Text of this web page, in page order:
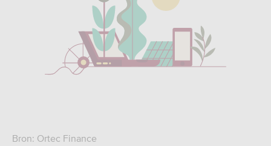
Bron: Ortec Finance